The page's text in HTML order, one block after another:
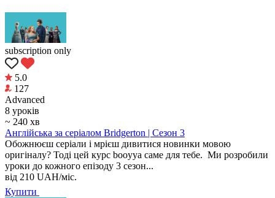
subscription only
5.0
127
Аdvanced
8 уроків
~ 240 хв
Англійська за серіалом Bridgerton | Сезон 3
Обожнюєш серіали і мрієш дивитися новинки мовою
оригіналу? Тоді цей курс booyya саме для тебе. Ми розробили
уроки до кожного епізоду 3 сезон...
від 210 UAH/міс.
Купити